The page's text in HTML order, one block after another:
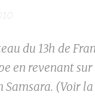
du 13h de
en revenant
Samsara. (Voir la